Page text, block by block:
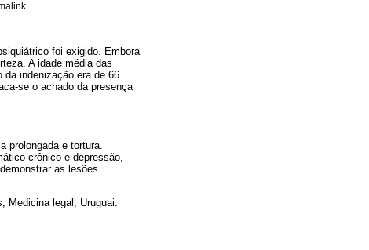
foi exigido. Embora
A idade média das
indenização era de 66
se o achado da presença
prolongada e tortura.
crônico e depressão,
as lesões
Medicina legal; Uruguai.